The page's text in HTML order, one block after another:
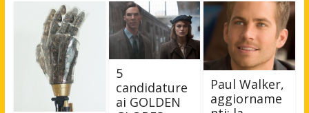
5
candidature
ai GOLDEN
Paul Walker,
aggiorname